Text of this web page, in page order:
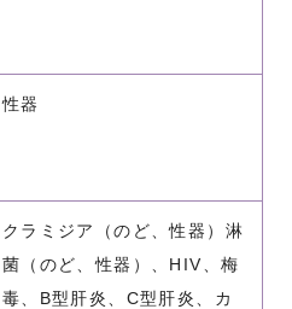
性器
クラミジア（のど、性器）淋
菌（のど、性器）、HIV、梅
毒、B型肝炎、C型肝炎、カ